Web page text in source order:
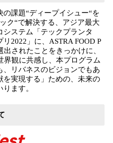
課題“ディープイシュー“を
ク“で解決する、アジア最大
ステム「テックプランタ
2022」に、ASTRA FOOD P
されたことをきっかけに、
界観に共感し、本プログラム
リバネスのビジョンでもあ
を実現する」ための、未来の
ます。